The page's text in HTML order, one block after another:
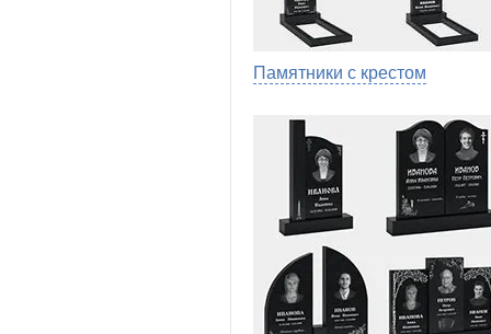
Памятники с крестом